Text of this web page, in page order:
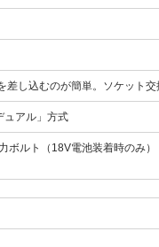
し込むのが簡単。ソケット交
ュアル」方式
ボルト（18V電池装着時のみ